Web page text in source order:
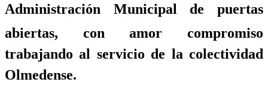
Administración Municipal de puertas
abiertas, con amor compromiso
trabajando al servicio de la colectividad
Olmedense.